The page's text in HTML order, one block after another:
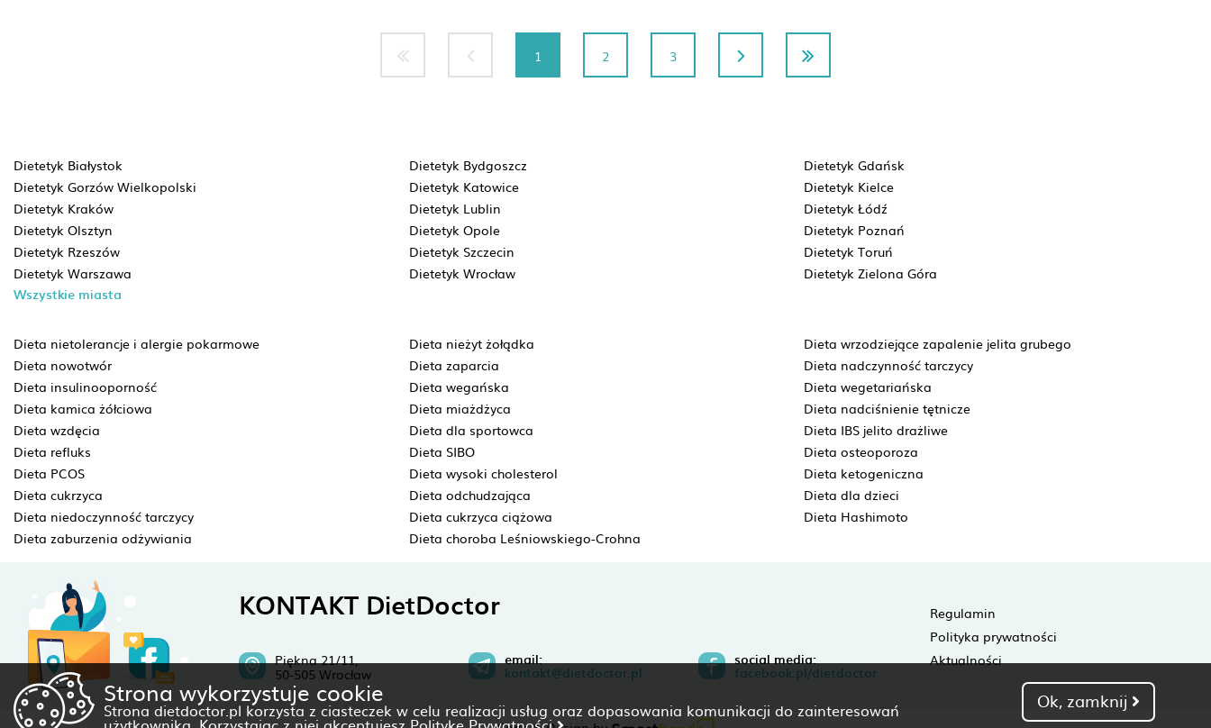
Strona wykorzystuje cookie
Strona dietdoctor.pl korzysta z ciasteczek w celu realizacji usług oraz dopasowania komunikacji do zainteresowań Ok, zamknij
1 2 3
Dietetyk Białystok Dietetyk Bydgoszcz
Dietetyk Gdańsk
Dietetyk Gorzów Wielkopolski
Dietetyk Katowice
Dietetyk Kielce
Dietetyk Kraków
Dietetyk Lublin
Dietetyk Łódź
Dietetyk Olsztyn
Dietetyk Opole
Dietetyk Poznań
Dietetyk Rzeszów
Dietetyk Szczecin
Dietetyk Toruń
Dietetyk Warszawa
Dietetyk Wrocław Dietetyk Zielona Góra
Wszystkie miasta
Dieta nietolerancje i alergie pokarmowe Dieta nieżyt żołądka
Dieta wrzodziejące zapalenie jelita grubego
Dieta nowotwór
Dieta zaparcia
Dieta nadczynność tarczycy
Dieta insulinooporność
Dieta wegańska
Dieta wegetariańska
Dieta kamica żółciowa
Dieta miażdżyca
Dieta nadciśnienie tętnicze
Dieta wzdęcia
Dieta dla sportowca
Dieta IBS jelito drażliwe
Dieta refluks
Dieta SIBO
Dieta osteoporoza
Dieta PCOS
Dieta wysoki cholesterol
Dieta ketogeniczna
Dieta cukrzyca
Dieta odchudzająca
Dieta dla dzieci
Dieta niedoczynność tarczycy
Dieta cukrzyca ciążowa
Dieta Hashimoto
Dieta zaburzenia odżywiania
Dieta choroba Leśniowskiego-Crohna
KONTAKT DietDoctor
Piękna 21/11,
50-505 Wrocław
email:
kontakt@dietdoctor.pl
social media:
facebook.pl/dietdoctor
Regulamin
Polityka prywatności
Aktualności